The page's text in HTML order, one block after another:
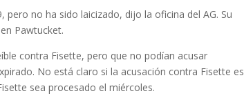
no ha sido laicizado, dijo la oficina del AG. Su
Pawtucket.
contra Fisette, pero que no podían acusar
No está claro si la acusación contra Fisette es
sea procesado el miércoles.